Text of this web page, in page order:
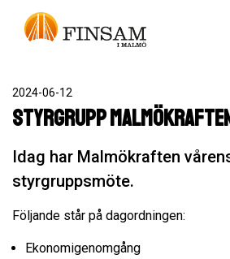
2024-06-12
Styrgrupp
Idag har Malmökraften
styrgruppsmöte.
Följande står på dagordningen:
Ekonomigenomgång